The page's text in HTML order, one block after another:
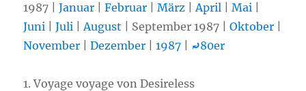
1987 |Januar |Februar |März |April |Mai
Juni |Juli |August | September 1987 |Oktober
November |Dezember |1987 ⤾80er
1. Voyage voyage von Desireless